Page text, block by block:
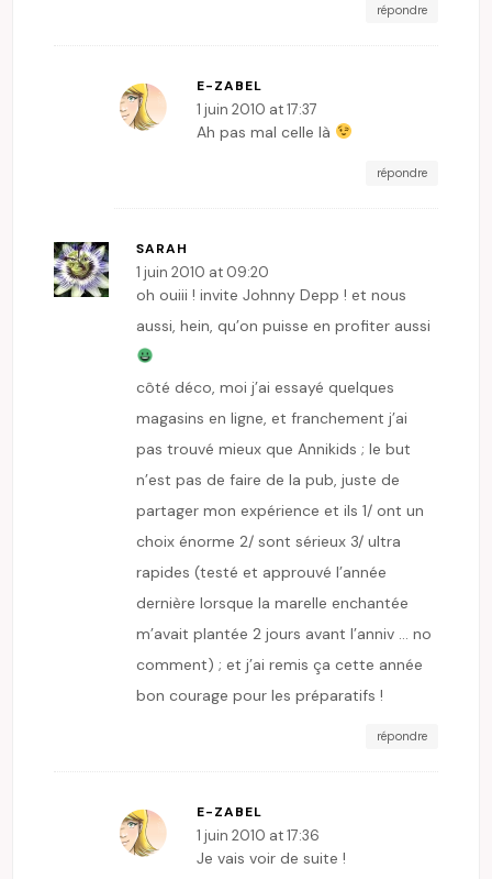
répondre
E-ZABEL
1 juin 2010 at 17:37
Ah pas mal celle là
répondre
SARAH
1 juin 2010 at 09:20
oh ouiii ! invite Johnny Depp ! et nous
aussi, hein, qu’on puisse en profiter aussi
côté déco, moi j’ai essayé quelques
magasins en ligne, et franchement j’ai
pas trouvé mieux que Annikids ; le but
n’est pas de faire de la pub, juste de
partager mon expérience et ils 1/ ont un
choix énorme 2/ sont sérieux 3/ ultra
rapides (testé et approuvé l’année
dernière lorsque la marelle enchantée
m’avait plantée 2 jours avant l’anniv … no
comment) ; et j’ai remis ça cette année
bon courage pour les préparatifs !
répondre
E-ZABEL
1 juin 2010 at 17:36
Je vais voir de suite !